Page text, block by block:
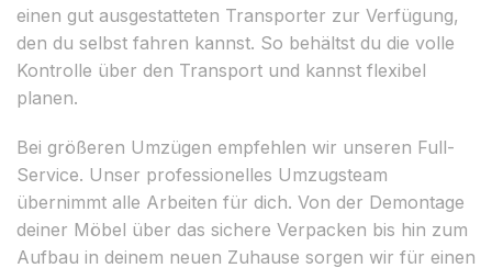
einen gut ausgestatteten Transporter zur Verfügung,
den du selbst fahren kannst. So behältst du die volle
Kontrolle über den Transport und kannst flexibel
planen.
Bei größeren Umzügen empfehlen wir unseren Full-
Service. Unser professionelles Umzugsteam
übernimmt alle Arbeiten für dich. Von der Demontage
deiner Möbel über das sichere Verpacken bis hin zum
Aufbau in deinem neuen Zuhause sorgen wir für einen